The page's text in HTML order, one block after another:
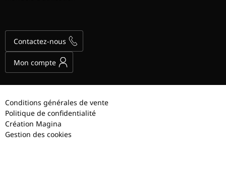
Contactez-nous
Mon compte
Conditions générales de vente
Politique de confidentialité
Création Magina
Gestion des cookies